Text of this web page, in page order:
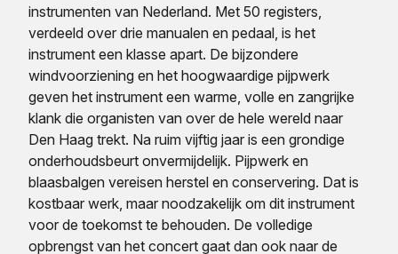
instrumenten van Nederland. Met 50 registers,
verdeeld over drie manualen en pedaal, is het
instrument een klasse apart. De bijzondere
windvoorziening en het hoogwaardige pijpwerk
geven het instrument een warme, volle en zangrijke
klank die organisten van over de hele wereld naar
Den Haag trekt. Na ruim vijftig jaar is een grondige
onderhoudsbeurt onvermijdelijk. Pijpwerk en
blaasbalgen vereisen herstel en conservering. Dat is
kostbaar werk, maar noodzakelijk om dit instrument
voor de toekomst te behouden. De volledige
opbrengst van het concert gaat dan ook naar de